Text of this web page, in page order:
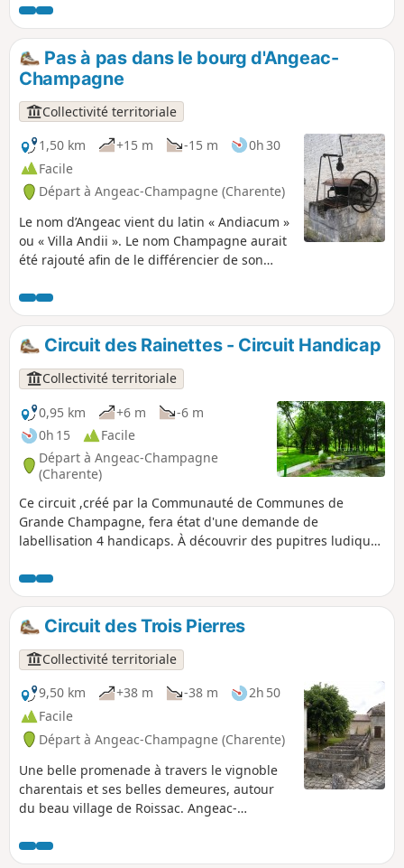
Genté où se situe la table d'orientation. En effet, à cet
endroit se trouvait un ancien moulin dont certains vestiges
se trouvent encore enfouis dans la terre autour du site. De
plus, le point 101 est le point de repère par rapport au
niveau de la mer.
Pas à pas dans le bourg d'Angeac-
Champagne
Collectivité territoriale
1,50 km
+15 m -15 m
0h 30
Facile
Départ à Angeac-Champagne (Charente)
Le nom d’Angeac vient du latin « Andiacum »
ou « Villa Andii ». Le nom Champagne aurait
été rajouté afin de le différencier de son
compose de deux bourgs : Angeac et
Roissac. Ses distilleries professionnelles sont
un atout majeur dans la production
importante d’eau-de-vie.
Circuit des Rainettes - Circuit Handicap
Collectivité territoriale
0,95 km
+6 m
-6 m
0h 15
Facile
Départ à Angeac-Champagne
(Charente)
Ce circuit ,créé par la Communauté de Communes de
Grande Champagne, fera état d'une demande de
labellisation 4 handicaps. À découvrir des pupitres ludiques
vieillissement du Cognac.
Circuit des Trois Pierres
Collectivité territoriale
9,50 km
+38 m -38 m
2h 50
Facile
Départ à Angeac-Champagne (Charente)
Une belle promenade à travers le vignoble
charentais et ses belles demeures, autour
du beau village de Roissac. Angeac-
maisons charentaises cossues, témoignage